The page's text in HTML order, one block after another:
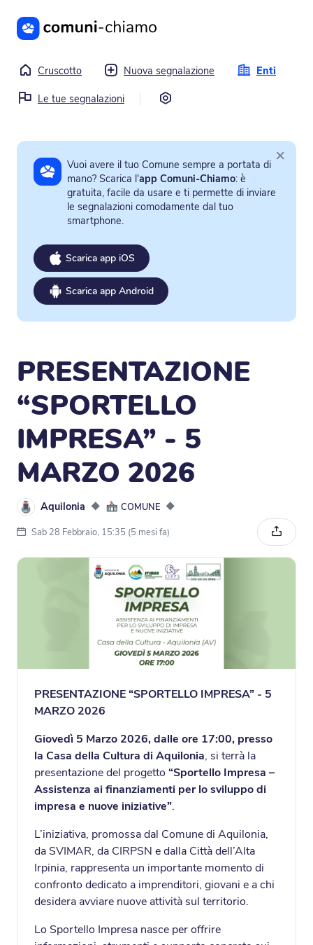
Vai al contenuto principale
Cruscotto Nuova segnalazione
Enti
Le tue segnalazioni
Vuoi avere il tuo Comune sempre a portata di
mano? Scarica l'app Comuni-Chiamo: è
gratuita, facile da usare e ti permette di inviare
le segnalazioni comodamente dal tuo
smartphone.
Scarica app iOS
Scarica app Android
×
PRESENTAZIONE
“SPORTELLO
IMPRESA” - 5
MARZO 2026
Aquilonia ◆ COMUNE ◆
Sab 28 Febbraio, 15:35 (5 mesi fa)
PRESENTAZIONE “SPORTELLO IMPRESA” - 5
MARZO 2026
Giovedì 5 Marzo 2026, dalle ore 17:00, presso
la Casa della Cultura di Aquilonia, si terrà la
presentazione del progetto “Sportello Impresa –
Assistenza ai finanziamenti per lo sviluppo di
impresa e nuove iniziative”.
L’iniziativa, promossa dal Comune di Aquilonia,
da SVIMAR, da CIRPSN e dalla Città dell’Alta
Irpinia, rappresenta un importante momento di
confronto dedicato a imprenditori, giovani e a chi
desidera avviare nuove attività sul territorio.
Lo Sportello Impresa nasce per offrire